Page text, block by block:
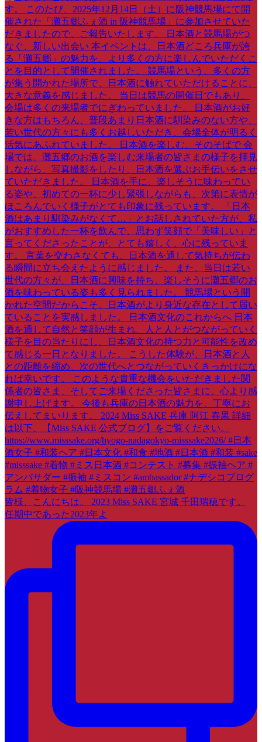
皆様、こんにちは。 2023 Miss SAKE 宮城 千田瑞穂です。
任期中であった2023年よ